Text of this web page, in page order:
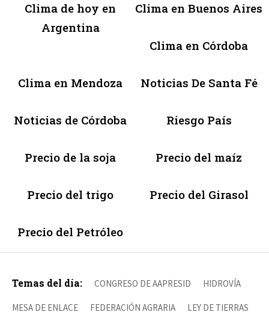
Clima de hoy en
Argentina
Clima en Buenos Aires
Clima en Córdoba
Clima en Mendoza Noticias De Santa Fé
Noticias de Córdoba Riesgo País
Precio de la soja Precio del maíz
Precio del trigo Precio del Girasol
Precio del Petróleo
Temas del día: CONGRESO DE AAPRESID HIDROVÍA
MESA DE ENLACE FEDERACIÓN AGRARIA LEY DE TIERRAS